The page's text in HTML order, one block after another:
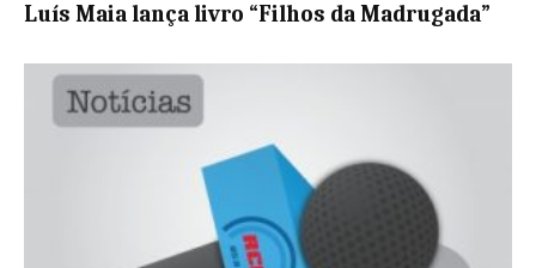
Luís Maia lança livro “Filhos da Madrugada”